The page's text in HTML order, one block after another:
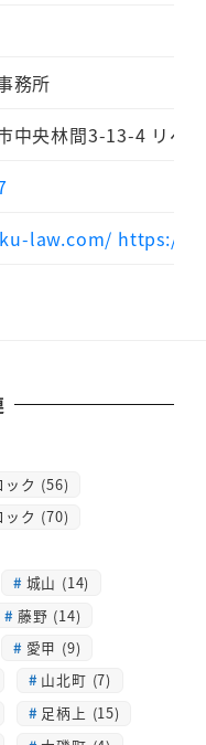
務所
中央林間3-13-4 リベ
law.com/ https://
ック (56)
ック (70)
城山 (14)
藤野 (14)
愛甲 (9)
山北町 (7)
足柄上 (15)